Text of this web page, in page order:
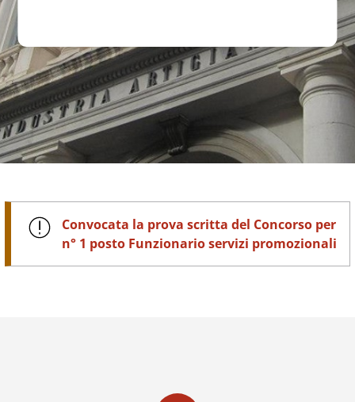
Convocata la prova scritta del Concorso per
n° 1 posto Funzionario servizi promozionali